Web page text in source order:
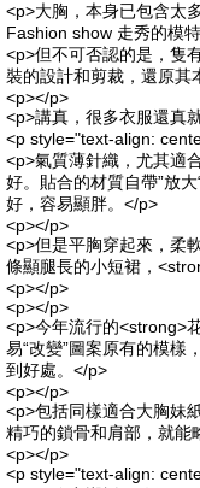
<p>大胸，本身已包含太
Fashion show 走秀的模
<p>但不可否認的是，隻
裝的設計和剪裁，還原其
<p></p>
<p>講真，很多衣服還真
<p style="text-align:
<p>氣質薄針織，尤其適
好。貼合的材質自帶”放
好，容易顯胖。</p>
<p></p>
<p>但是平胸穿起來，柔
條顯腿長的小短裙，
<p></p>
<p></p>
<p>今年流行的<strong>
易“改變”圖案原有的模樣
到好處。</p>
<p></p>
<p>包括同樣適合大胸妹
精巧的鎖骨和肩部，就能
<p></p>
<p style="text-align: